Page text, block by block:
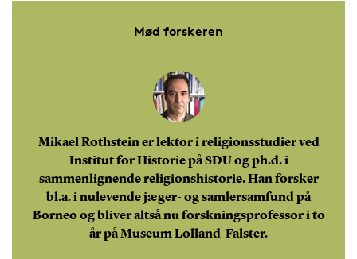
Mød forskeren
Mikael Rothstein er lektor i religionsstudier ved
Institut for Historie på SDU og ph.d. i
sammenlignende religionshistorie. Han forsker
bl.a. i nulevende jæger- og samlersamfund på
Borneo og bliver altså nu forskningsprofessor i to
år på Museum Lolland-Falster.